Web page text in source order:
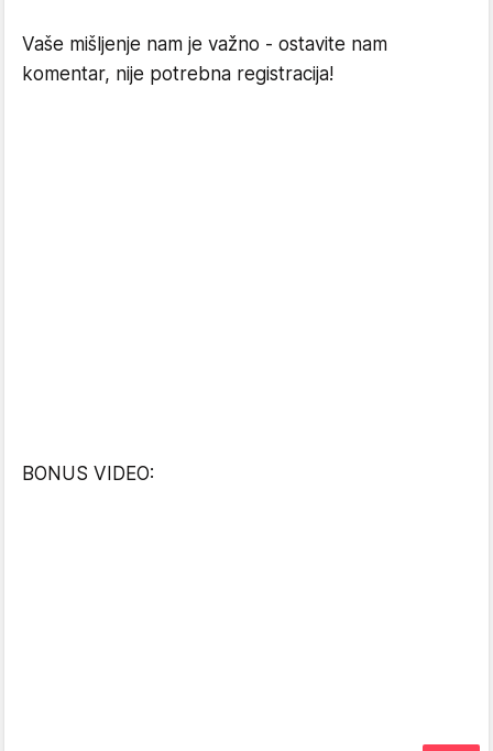
Vaše mišljenje nam je važno - ostavite nam
komentar, nije potrebna registracija!
BONUS VIDEO: